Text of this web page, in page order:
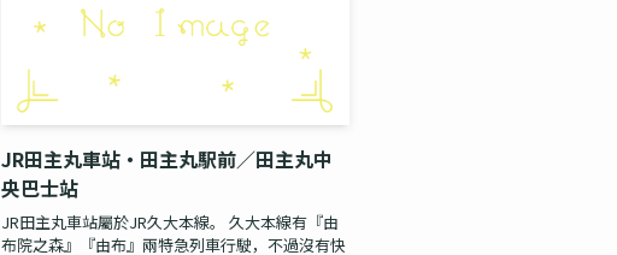
JR田主丸車站・田主丸駅前／田主丸中
央巴士站
JR田主丸車站屬於JR久大本線。 久大本線有『由
布院之森』『由布』兩特急列車行駛，不過沒有快